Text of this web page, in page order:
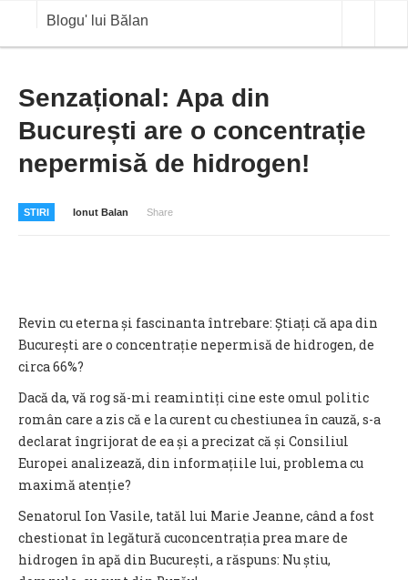
Blogu' lui Bălan
ANALIZE
BLOG IN DIALOG
Senzațional: Apa din
București are o concentrație
nepermisă de hidrogen!
STIRI Ionut Balan Share
Revin cu eterna și fascinanta întrebare: Știați că apa din
București are o concentrație nepermisă de hidrogen, de
circa 66%?
Dacă da, vă rog să-mi reamintiți cine este omul politic
român care a zis că e la curent cu chestiunea în cauză, s-a
declarat îngrijorat de ea și a precizat că și Consiliul
Europei analizează, din informațiile lui, problema cu
maximă atenție?
Senatorul Ion Vasile, tatăl lui Marie Jeanne, când a fost
chestionat în legătură cuconcentrația prea mare de
hidrogen în apă din București, a răspuns: Nu știu,